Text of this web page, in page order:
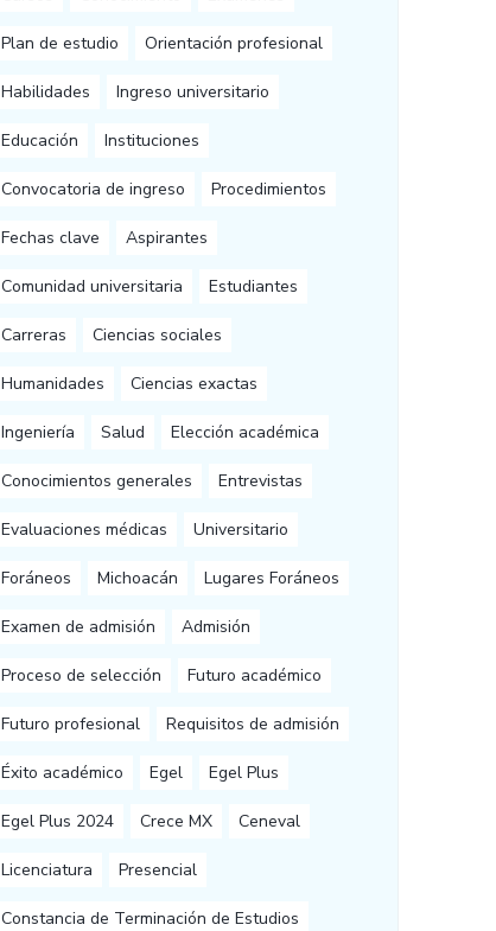
Plan de estudio Orientación profesional
Habilidades Ingreso universitario
Educación Instituciones
Convocatoria de ingreso Procedimientos
Fechas clave Aspirantes
Comunidad universitaria Estudiantes
Carreras Ciencias sociales
Humanidades Ciencias exactas
Ingeniería Salud Elección académica
Conocimientos generales Entrevistas
Evaluaciones médicas Universitario
Foráneos Michoacán Lugares Foráneos
Examen de admisión Admisión
Proceso de selección Futuro académico
Futuro profesional Requisitos de admisión
Éxito académico Egel Egel Plus
Egel Plus 2024 Crece MX Ceneval
Licenciatura Presencial
Constancia de Terminación de Estudios